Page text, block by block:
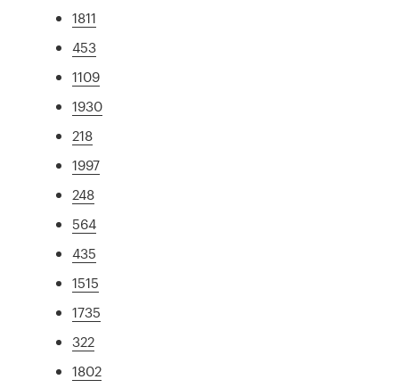
1811
453
1109
1930
218
1997
248
564
435
1515
1735
322
1802